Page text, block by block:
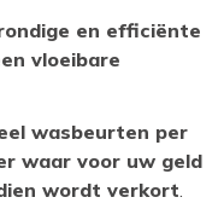
en efficiënte
vloeibare
wasbeurten per
waar voor uw geld
wordt verkort.